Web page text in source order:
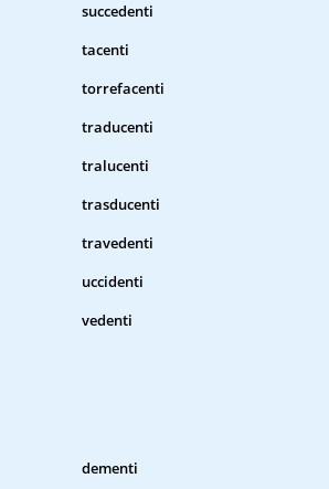
succedenti
tacenti
torrefacenti
traducenti
tralucenti
trasducenti
travedenti
uccidenti
vedenti
dementi